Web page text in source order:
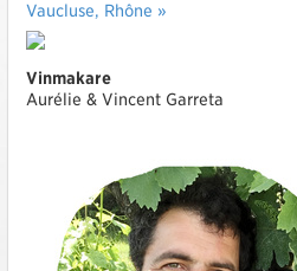
Vaucluse, Rhône »
Vinmakare
Aurélie & Vincent Garreta